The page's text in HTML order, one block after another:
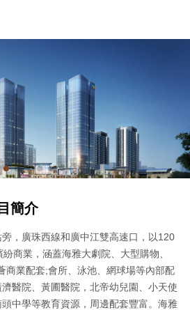
簡介
，廣珠西線和廣中江雙高速口，以120
商業，涵蓋海雅大劇院、大型購物、
商業配套;會所、泳池、網球場等內部配
醫院、黃圃醫院，北帝幼兒園、小天使
中學等教育資源，周邊配套豐富。海雅